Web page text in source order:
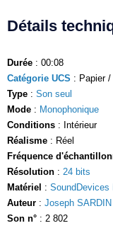
Détails
Durée : 00:08
Catégorie UCS : Papier
Type : Son seul
Mode : Monophonique
Conditions : Intérieur
Réalisme : Réel
Fréquence
Résolution : 24 bits
Matériel : SoundDevices
Auteur : Joseph SARDIN
Son n° : 2 802